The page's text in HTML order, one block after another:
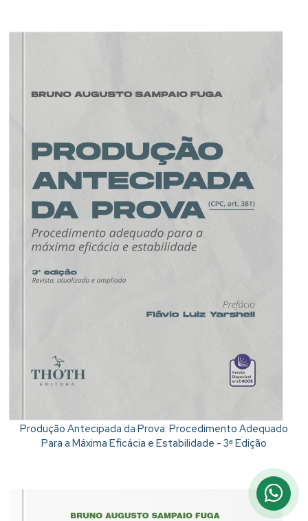
Produção Antecipada da Prova: Procedimento Adequado
Para a Máxima Eficácia e Estabilidade - 3ª Edição